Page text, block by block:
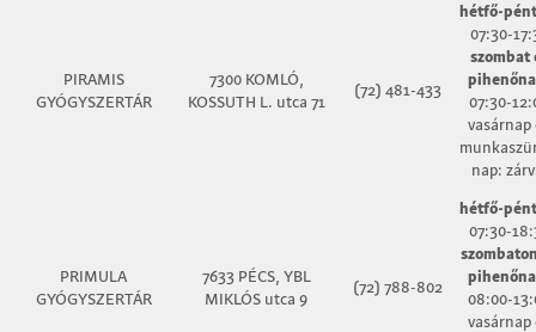
PIRAMIS
GYÓGYSZERTÁR
7300 KOMLÓ,
KOSSUTH L. utca 71
(72) 481-433
hétfő-
07:30-
szombat
07:30-
vasárnap
nap:
PRIMULA
GYÓGYSZERTÁR
7633 PÉCS, YBL
MIKLÓS utca 9
(72) 788-802
hétfő-
07:30-
08:00-
vasárnap